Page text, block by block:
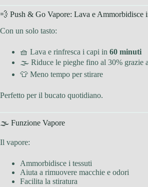
💨 Push & Go Vapore: Lava e Ammorbidisce
Con un solo tasto:
🧺 Lava e rinfresca i capi in 60 minuti
🌫 Riduce le pieghe fino al 30% grazie
👕 Meno tempo per stirare
Perfetto per il bucato quotidiano.
🌫 Funzione Vapore
Il vapore:
Ammorbidisce i tessuti
Aiuta a rimuovere macchie e odori
Facilita la stiratura